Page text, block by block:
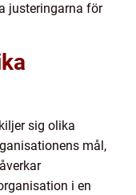
justeringarna för
sig olika
mål,
i en